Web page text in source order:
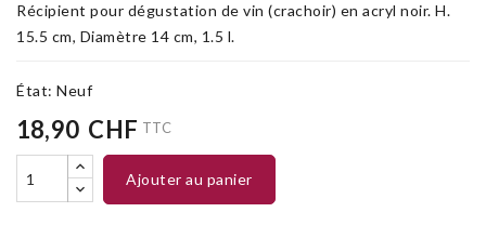
Récipient pour dégustation de vin (crachoir) en acryl noir. H.
15.5 cm, Diamètre 14 cm, 1.5 l.
État: Neuf
18,90 CHF TTC
ajouter au panier